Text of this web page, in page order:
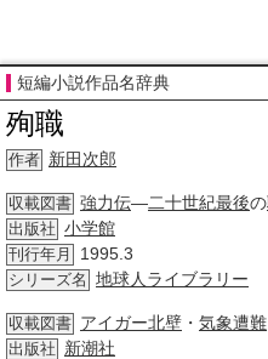
短編小説作品名辞典
殉職
作者 新田次郎
収載図書 強力伝―二十世紀最後の
出版社 小学館
刊行年月 1995.3
シリーズ名 地球人 ライブラリー
収載図書 アイガー北壁 ・ 気象遭難
出版社 新潮社